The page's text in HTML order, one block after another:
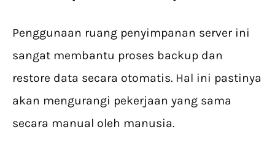
Penggunaan ruang penyimpanan server ini
sangat membantu proses backup dan
restore data secara otomatis. Hal ini pastinya
akan mengurangi pekerjaan yang sama
secara manual oleh manusia.